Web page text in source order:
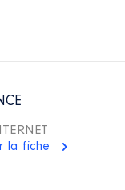
la fiche